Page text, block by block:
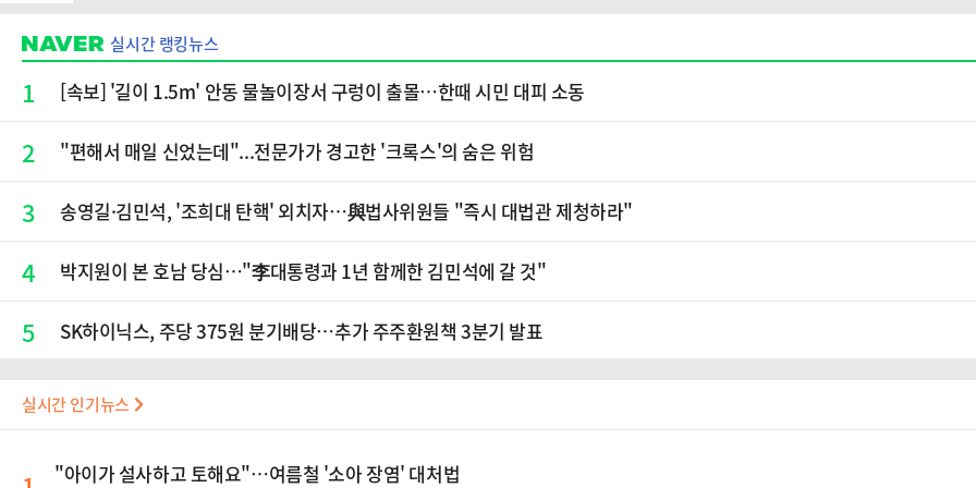
실시간 랭킹뉴스
1 [속보] '길이 1.5m' 안동 물놀이장서 구렁이 출몰…한때 시민 대피 소동
2 "편해서 매일 신었는데"...전문가가 경고한 '크록스'의 숨은 위험
3 송영길·김민석, '조희대 탄핵' 외치자…與법사위원들 "즉시 대법관 제청하라"
4 박지원이 본 호남 당심…"李대통령과 1년 함께한 김민석에 갈 것"
5 SK하이닉스, 주당 375원 분기배당…추가 주주환원책 3분기 발표
실시간 인기뉴스
"아이가 설사하고 토해요"…여름철 '소아 장염' 대처법